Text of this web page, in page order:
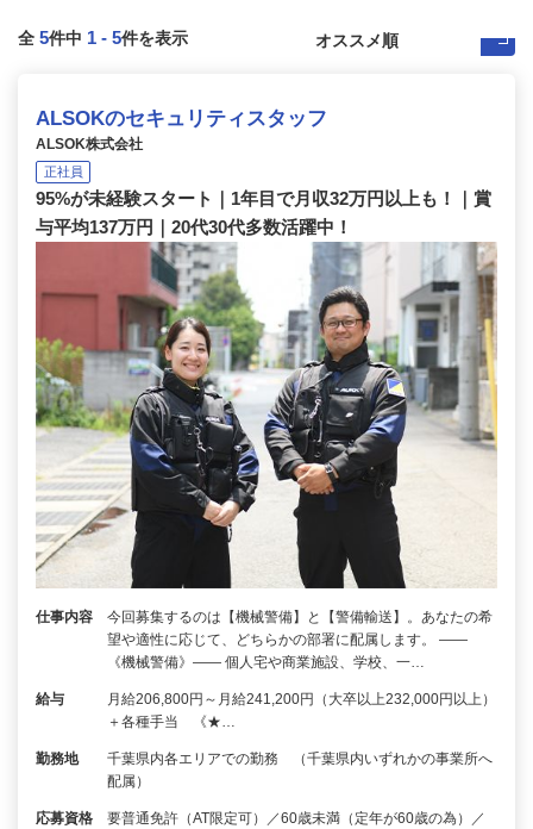
全 5件中 1 - 5件を表示
ALSOKのセキュリティスタッフ
ALSOK株式会社
正社員
95%が未経験スタート｜1年目で月収32万円以上も！｜賞
与平均137万円｜20代30代多数活躍中！
仕事内容
今回募集するのは【機械警備】と【警備輸送】。あなたの希
望や適性に応じて、どちらかの部署に配属します。 ――
《機械警備》―― 個人宅や商業施設、学校、一…
給与
月給206,800円～月給241,200円（大卒以上232,000円以上）
＋各種手当 《★…
勤務地
千葉県内各エリアでの勤務 （千葉県内いずれかの事業所へ
配属）
応募資格
要普通免許（AT限定可）／60歳未満（定年が60歳の為）／